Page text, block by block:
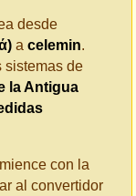
desde
a celemin.
sistemas de
la Antigua
con la
al convertidor